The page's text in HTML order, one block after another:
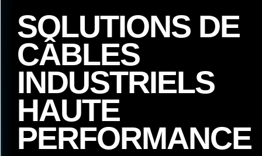
SOLUTIONS DE
CÂBLES
INDUSTRIELS
HAUTE
PERFORMANCE